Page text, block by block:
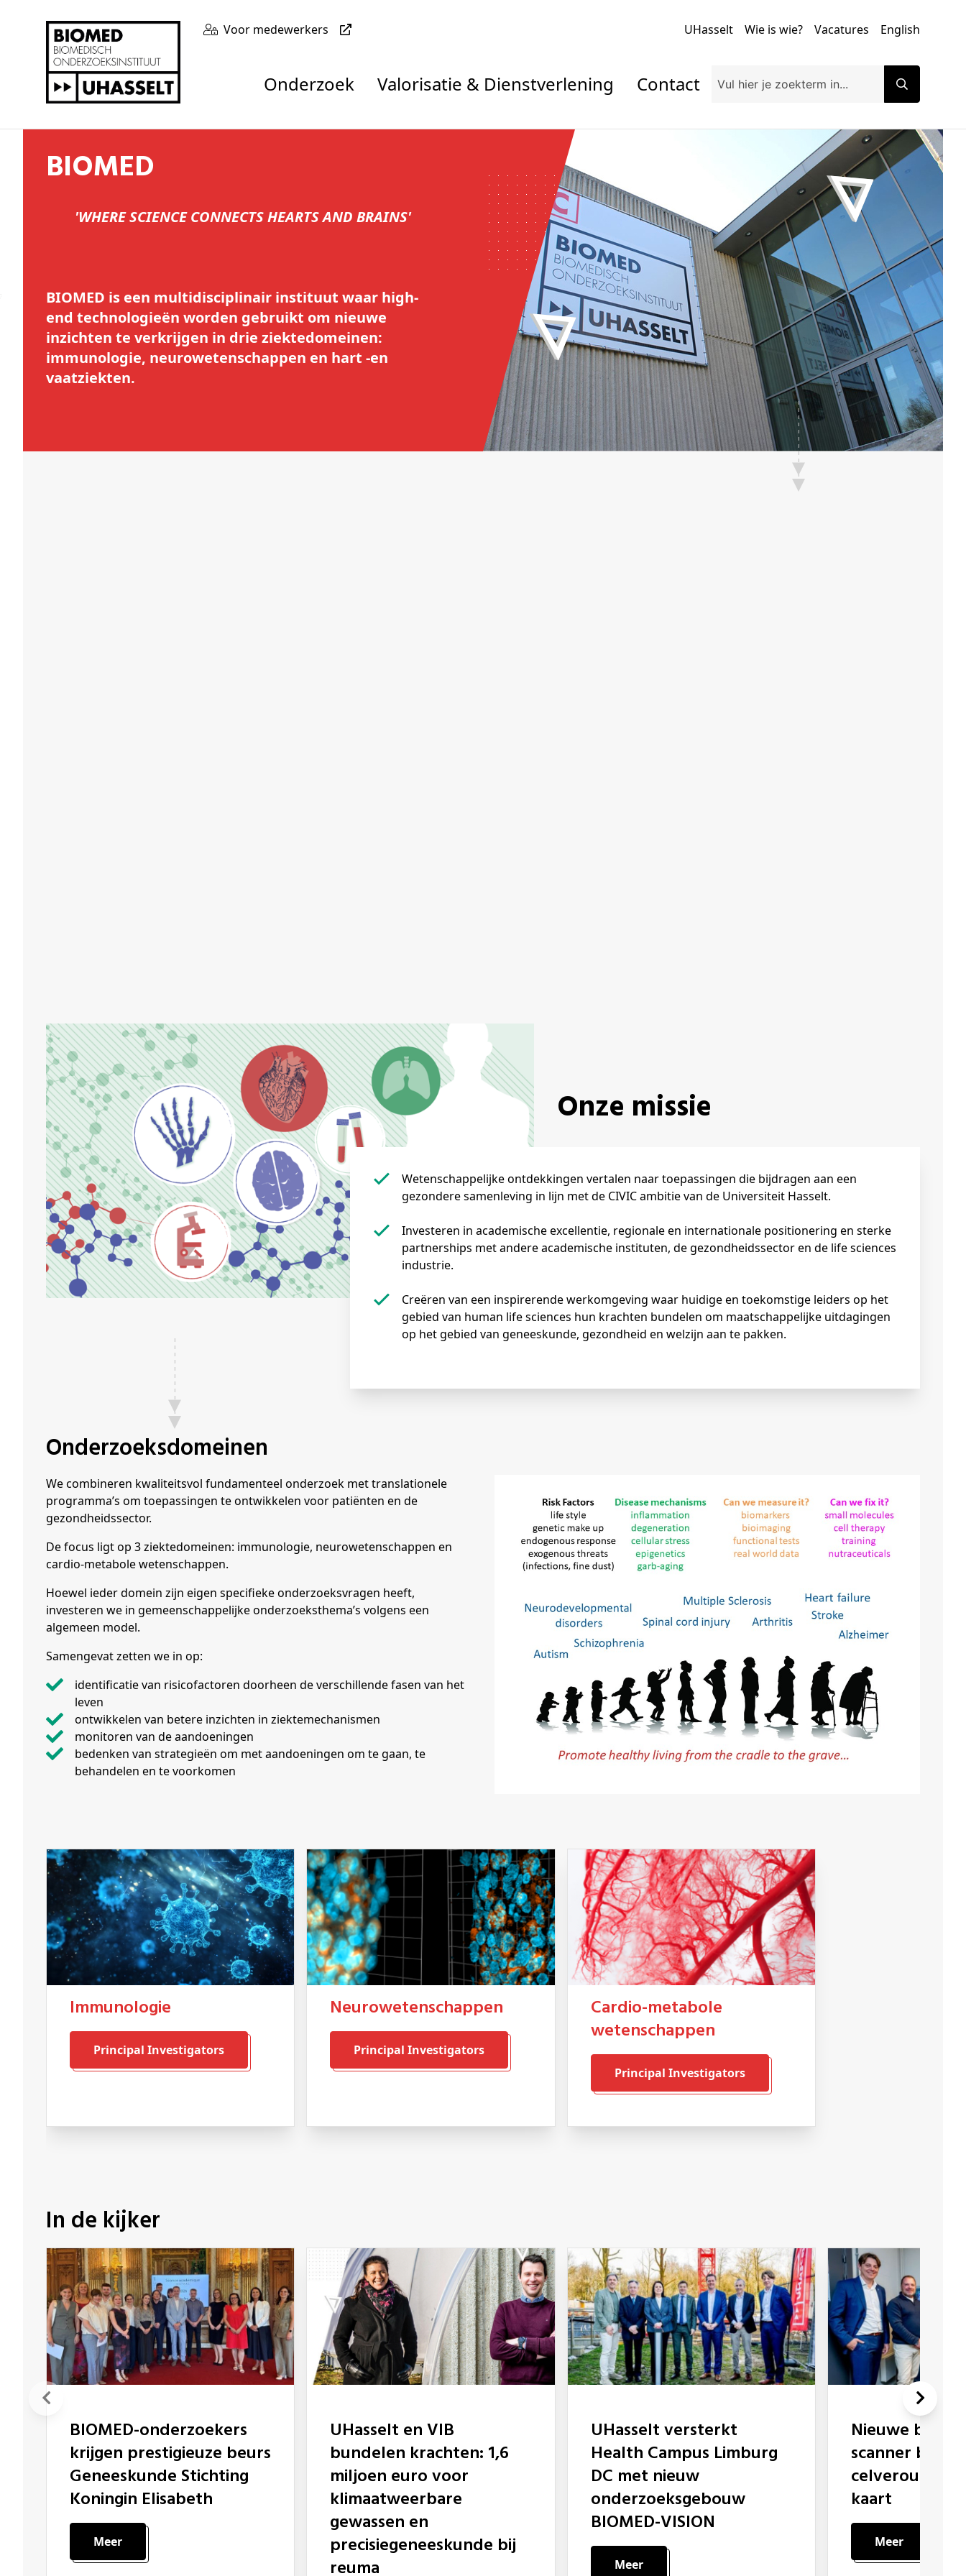
Voor medewerkers UHasselt Wie is wie? Vacatures English
Onderzoek Valorisatie & Dienstverlening Contact
BIOMED
'WHERE SCIENCE CONNECTS HEARTS AND BRAINS'
BIOMED is een multidisciplinair instituut waar high-
end technologieën worden gebruikt om nieuwe
inzichten te verkrijgen in drie ziektedomeinen:
immunologie, neurowetenschappen en hart -en
vaatziekten.
Onze missie
Wetenschappelijke ontdekkingen vertalen naar toepassingen die bijdragen aan een
gezondere samenleving in lijn met de CIVIC ambitie van de Universiteit Hasselt.
Investeren in academische excellentie, regionale en internationale positionering en sterke
partnerships met andere academische instituten, de gezondheidssector en de life sciences
industrie.
Creëren van een inspirerende werkomgeving waar huidige en toekomstige leiders op het
gebied van human life sciences hun krachten bundelen om maatschappelijke uitdagingen
op het gebied van geneeskunde, gezondheid en welzijn aan te pakken.
Onderzoeksdomeinen
We combineren kwaliteitsvol fundamenteel onderzoek met translationele
programma’s om toepassingen te ontwikkelen voor patiënten en de
gezondheidssector.
De focus ligt op 3 ziektedomeinen: immunologie, neurowetenschappen en
cardio-metabole wetenschappen.
Hoewel ieder domein zijn eigen specifieke onderzoeksvragen heeft,
investeren we in gemeenschappelijke onderzoeksthema’s volgens een
algemeen model.
Samengevat zetten we in op:
identificatie van risicofactoren doorheen de verschillende fasen van het
leven
ontwikkelen van betere inzichten in ziektemechanismen
monitoren van de aandoeningen
bedenken van strategieën om met aandoeningen om te gaan, te
behandelen en te voorkomen
immunologie
Principal Investigators
Neurowetenschappen
Principal Investigators
Cardio-metabole
wetenschappen
Principal Investigators
In de kijker
BIOMED-onderzoekers
krijgen prestigieuze beurs
Geneeskunde Stichting
Koningin Elisabeth
Meer
UHasselt en VIB
bundelen krachten: 1,6
miljoen euro voor
klimaatweerbare
gewassen en
precisiegeneeskunde bij
reuma
UHasselt versterkt
Health Campus Limburg
DC met nieuw
onderzoeksgebouw
BIOMED-VISION
Meer
Nieuwe biomedische
scanner
kaart
Meer